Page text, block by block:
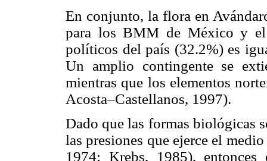
En conjunto, la flora en
para los BMM de México y el
políticos del país (32.2%) es
Un amplio contingente se
mientras que los elementos
Acosta–Castellanos, 1997).
Dado que las formas biológicas
las presiones que ejerce el
1974; Krebs, 1985),